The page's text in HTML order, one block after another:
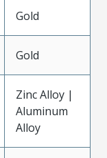
Gold
Gold
Zinc Alloy |
Aluminum
Alloy